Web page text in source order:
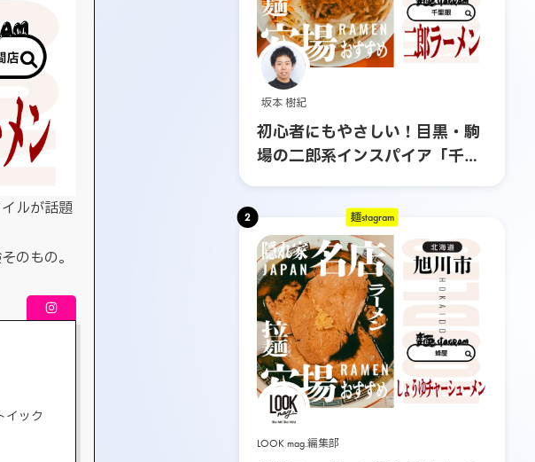
ルが話題
のもの。
イック
坂本 樹紀
初心者にもやさしい！目黒・駒
場の二郎系インスパイア「千里
2
LOOK mag.編集部
麺stagram